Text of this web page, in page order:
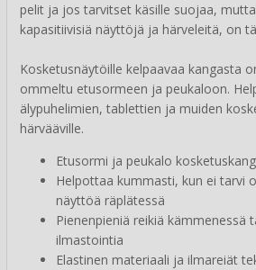
pelit ja jos tarvitset käsille suojaa,
kapasitiivisiä näyttöjä ja härveleitä, on
Kosketusnäytöille kelpaavaa kangasta
ommeltu etusormeen ja peukaloon.
älypuhelimien, tablettien ja muiden
härvääville.
Etusormi ja peukalo
Helpottaa kummasti, kun ei tarvi
näyttöä räplätessä
Pienenpieniä reikiä kämmenessä
ilmastointia
Elastinen materiaali ja ilmareiät